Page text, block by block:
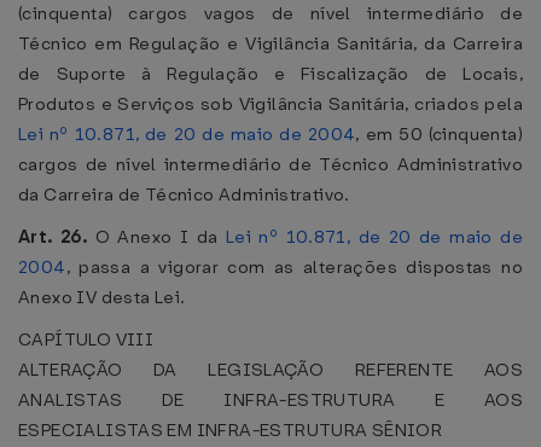
(cinquenta) cargos vagos de nível intermediário de
Técnico em Regulação e Vigilância Sanitária, da Carreira
de Suporte à Regulação e Fiscalização de Locais,
Produtos e Serviços sob Vigilância Sanitária, criados pela
Lei nº 10.871, de 20 de maio de 2004, em 50 (cinquenta)
cargos de nível intermediário de Técnico Administrativo
da Carreira de Técnico Administrativo.
Art. 26. O Anexo I da Lei nº 10.871, de 20 de maio de
2004, passa a vigorar com as alterações dispostas no
Anexo IV desta Lei.
CAPÍTULO VIII
ALTERAÇÃO DA LEGISLAÇÃO REFERENTE AOS
ANALISTAS DE INFRA-ESTRUTURA E AOS
ESPECIALISTAS EM INFRA-ESTRUTURA SÊNIOR